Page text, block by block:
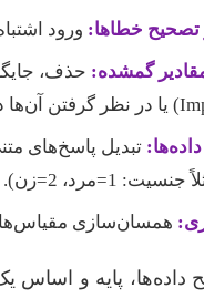
خطاها: ورود
گمشده: حذف،
تبدیل پاسخ‌های
1=مرد، 2=زن).
همسان‌سازی
داده‌ها، پایه و اساس